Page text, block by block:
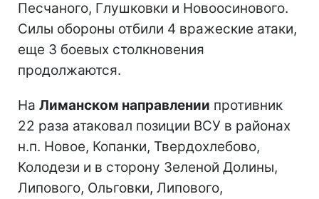
Песчаного, Глушковки и Новоосинового.
Силы обороны отбили 4 вражеские атаки,
еще 3 боевых столкновения
продолжаются.
На Лиманском направлении противник
22 раза атаковал позиции ВСУ в районах
н.п. Новое, Копанки, Твердохлебово,
Колодези и в сторону Зеленой Долины,
Липового, Ольговки, Липового,